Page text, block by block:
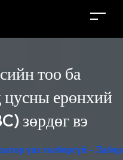
тоо ба
цусны ерөнхий
зөрдөг вэ
үнэ төлбөргүй -